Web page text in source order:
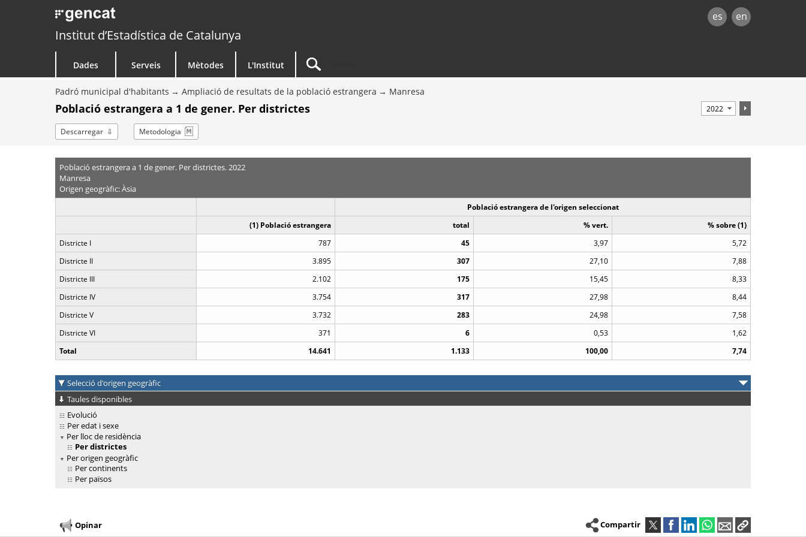
es en
Institut d’Estadística de Catalunya
Dades Serveis Mètodes L'Institut
Padró municipal d'habitants Ampliació de resultats de la població estrangera Manresa
Població estrangera a 1 de gener. Per districtes
Descarregar Metodologia
Població estrangera a 1 de gener. Per districtes. 2022
Manresa
Origen geogràfic: Àsia
Població estrangera de l'origen seleccionat
(1) Població estrangera
total % vert.
% sobre (1)
Districte I
787 45 3,97
5,72
Districte II
3.895 307 27,10
7,88
Districte III
2.102 175 15,45
8,33
Districte IV
3.754 317 27,98
8,44
Districte V
3.732 283 24,98
7,58
Districte VI
371 6 0,53
1,62
Total
14.641 1.133 100,00 7,74
Selecció d'origen geogràfic
Taules disponibles
Evolució
Per edat i sexe
Per lloc de residència
Per districtes
Per origen geogràfic
Per continents
Per països
Opinar Compartir